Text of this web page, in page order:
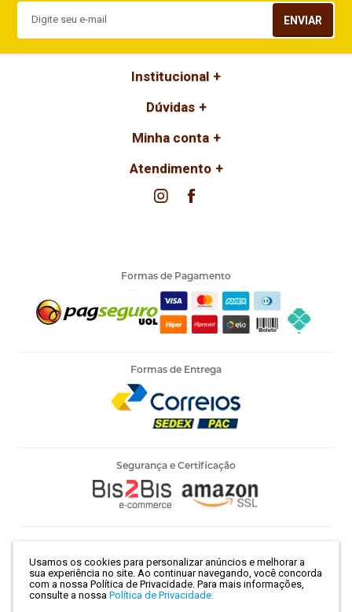
Usamos os cookies para personalizar anúncios e melhorar a
sua experiência no site. Ao continuar navegando, você concorda
com a nossa Política de Privacidade. Para mais informações,
consulte a nossa Política de Privacidade.
ENVIAR
Institucional
Dúvidas
Minha conta
Atendimento
Formas de Pagamento
Formas de Entrega
Segurança e Certificação
Março, 786 - Centro | São Paulo-SP | CEP 01021-100